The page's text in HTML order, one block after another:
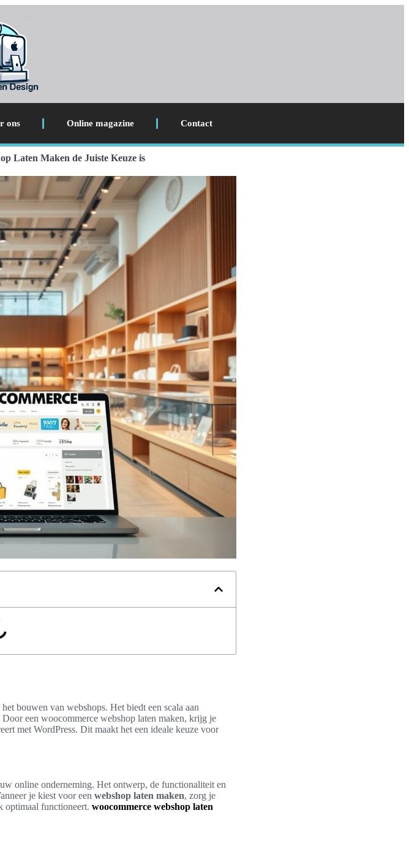
ons Online magazine Contact
Laten Maken de Juiste Keuze is
bouwen van webshops. Het biedt een scala aan
een woocommerce webshop laten maken, krijg je
met WordPress. Dit maakt het een ideale keuze voor
online onderneming. Het ontwerp, de functionaliteit en
je kiest voor een webshop laten maken, zorg je
optimaal functioneert. woocommerce webshop laten